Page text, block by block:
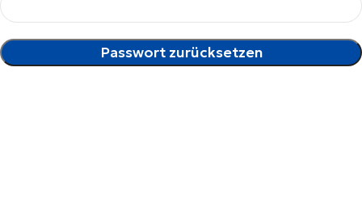
Passwort zurücksetzen